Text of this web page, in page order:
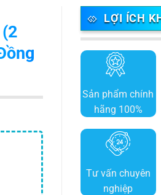
LỢI ÍCH
Sản phẩm chính
hãng 100%
Tư vấn chuyên
nghiệp